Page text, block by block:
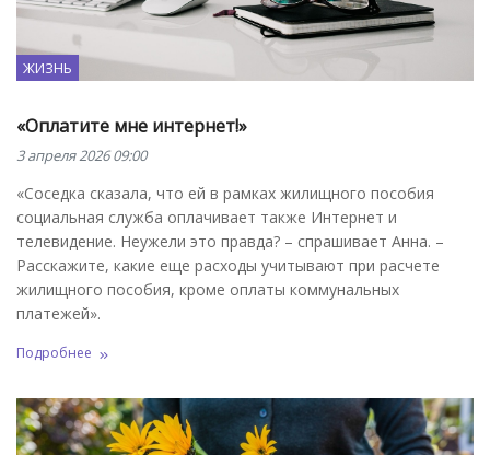
ЖИЗНЬ
«Оплатите мне интернет!»
3 апреля 2026 09:00
«Соседка сказала, что ей в рамках жилищного пособия
социальная служба оплачивает также Интернет и
телевидение. Неужели это правда? – спрашивает Анна. –
Расскажите, какие еще расходы учитывают при расчете
жилищного пособия, кроме оплаты коммунальных
платежей».
Подробнее